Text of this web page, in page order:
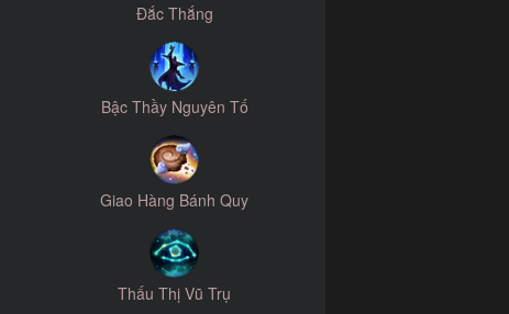
Đắc Thắng
Bậc Thầy Nguyên Tố
Giao Hàng Bánh Quy
Thấu Thị Vũ Trụ